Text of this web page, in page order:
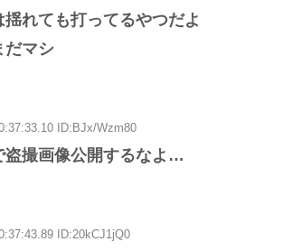
れても打ってるやつだよ
だマシ
ID:BJx/Wzm80
盗撮画像公開するなよ…
ID:20kCJ1jQ0